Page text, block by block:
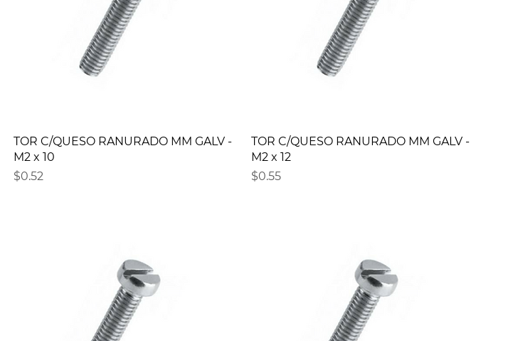
TOR C/QUESO RANURADO MM GALV -
M2 x 10
Precio
$0.52
TOR C/QUESO RANURADO MM GALV -
M2 x 12
Precio
$0.55